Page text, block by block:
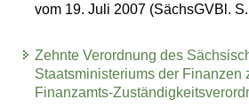
vom 19. Juli 2007 (SächsGVBl.
Zehnte Verordnung des
Staatsministeriums der Finanzen
Finanzamts-